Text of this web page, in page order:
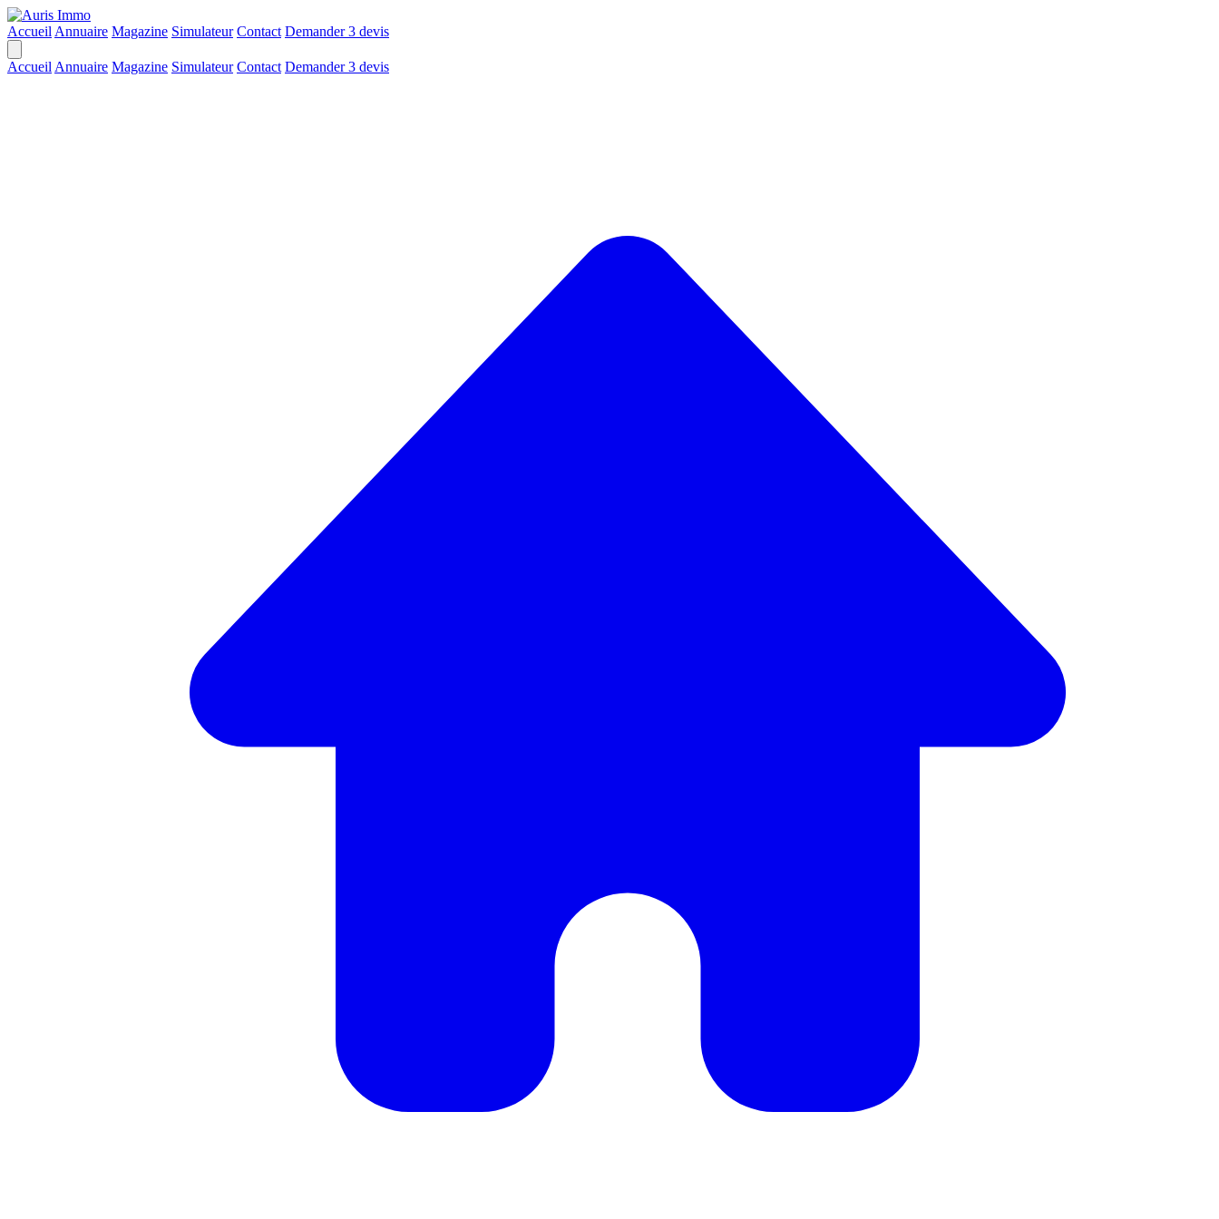
Accueil Annuaire Magazine Simulateur Contact Demander 3 devis
Accueil Annuaire Magazine Simulateur Contact Demander 3 devis